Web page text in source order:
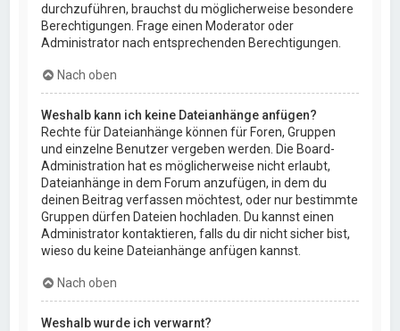
durchzuführen, brauchst du möglicherweise besondere
Berechtigungen. Frage einen Moderator oder
Administrator nach entsprechenden Berechtigungen.
Nach oben
Weshalb kann ich keine Dateianhänge anfügen?
Rechte für Dateianhänge können für Foren, Gruppen
und einzelne Benutzer vergeben werden. Die Board-
Administration hat es möglicherweise nicht erlaubt,
Dateianhänge in dem Forum anzufügen, in dem du
deinen Beitrag verfassen möchtest, oder nur bestimmte
Gruppen dürfen Dateien hochladen. Du kannst einen
Administrator kontaktieren, falls du dir nicht sicher bist,
wieso du keine Dateianhänge anfügen kannst.
Nach oben
Weshalb wurde ich verwarnt?